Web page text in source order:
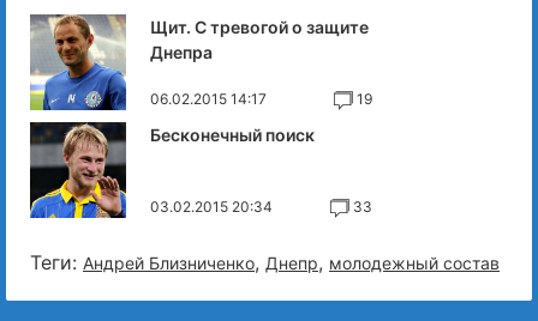
Щит. С тревогой о защите
Днепра
06.02.2015 14:17 19
Бесконечный поиск
03.02.2015 20:34 33
Теги: Андрей Близниченко, Днепр, молодежный состав